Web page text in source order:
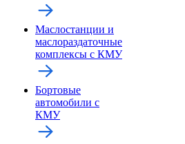
Маслостанции и
маслораздаточные
комплексы с КМУ
Бортовые
автомобили с
КМУ